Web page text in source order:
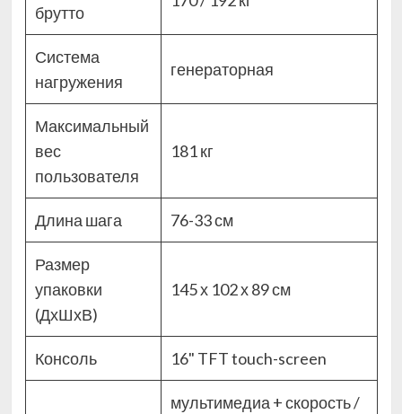
брутто
Система
нагружения
генераторная
Максимальный
вес
пользователя
181 кг
Длина шага 76-33 см
Размер
упаковки
(ДхШхВ)
145 х 102 х 89 см
Консоль 16" TFT touch-screen
мультимедиа + скорость /